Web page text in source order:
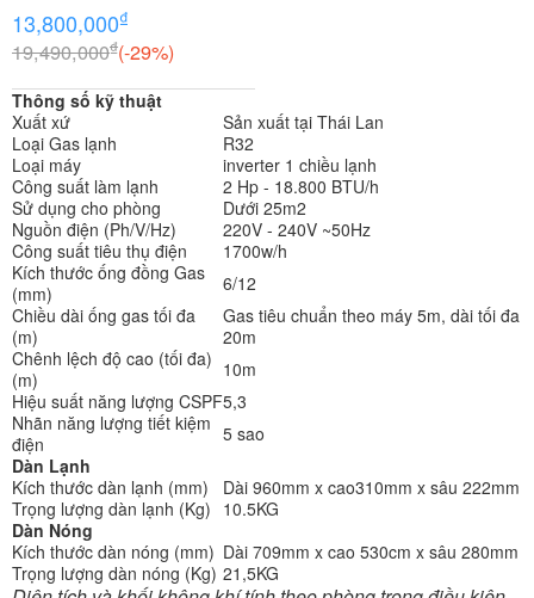
13,800,000₫
19,490,000₫(-29%)
Thông số kỹ thuật
Xuất xứ
Sản xuất tại Thái Lan
Loại Gas lạnh
R32
Loại máy
inverter 1 chiều lạnh
Công suất làm lạnh
2 Hp - 18.800 BTU/h
Sử dụng cho phòng
Dưới 25m2
Nguồn điện (Ph/V/Hz)
220V - 240V ~50Hz
Công suất tiêu thụ điện
1700w/h
Kích thước ống đồng Gas
(mm)
6/12
Chiều dài ống gas tối đa
(m)
Gas tiêu chuẩn theo máy 5m, dài tối đa
20m
Chênh lệch độ cao (tối đa)
(m)
10m
Hiệu suất năng lượng CSPF5,3
Nhãn năng lượng tiết kiệm
điện
5 sao
Dàn Lạnh
Kích thước dàn lạnh (mm)
Dài 960mm x cao310mm x sâu 222mm
Trọng lượng dàn lạnh (Kg) 10.5KG
Dàn Nóng
Kích thước dàn nóng (mm) Dài 709mm x cao 530cm x sâu 280mm
Trọng lượng dàn nóng (Kg) 21,5KG